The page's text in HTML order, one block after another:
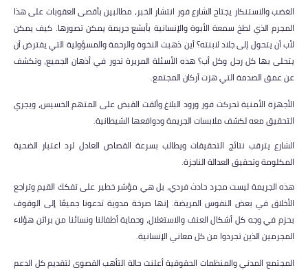
الغضب والاستنكار يجتاح الشارع فور انتشار الخبر، مطالبين بأقصى العقوبات على هذا
المجرم الذي لطخ سمعة الأبوة والإنسانية بأبشع جريمة يمكن تصورها. كيف يمكن
لأب أن يتحول إلى جلاد لابنته؟ أين ذهبت النخوة والرحمة والمسؤولية التي يفترض أن
يتحلى بها كل رجل وكل أب؟ هذه الأسئلة المريرة تدور في أذهان الجميع، وتكشف
عن عمق الصدمة التي هزت أركان المجتمع.
الأجهزة الأمنية تحركت فور ورود البلاغ وألقت القبض على المتهم الخسيس، ويجري
التحقيق معه لكشف ملابسات الجريمة ودوافعها الشيطانية.
الشارع يترقب نتائج التحقيقات ويطالب بسرعة القصاص العادل لرد اعتبار الضحية
المكلومة وتحقيق العدالة الناجزة.
هذه الجريمة ليست مجرد حادث فردي، بل هي مؤشر خطير على تفكك القيم وتراجع
الأخلاق في بعض النفوس المريضة. إنها صرخة مدوية تدعونا جميعًا إلى الوقوف
بحزم في وجه كل أشكال العنف والاستغلال، وحماية أطفالنا ونسائنا من براثن هؤلاء
المجرمين الذين تجردوا من كل معاني الإنسانية.
المجتمع المدني والمنظمات الحقوقية أعلنت حالة التأهب القصوى لتقديم كل الدعم